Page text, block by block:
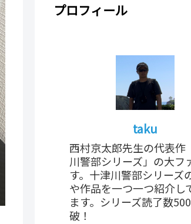
プロフィール
taku
西村京太郎先生の代表作
川警部シリーズ」の大フ
す。十津川警部シリーズ
や作品を一つ一つ紹介し
ます。シリーズ読了数
破！